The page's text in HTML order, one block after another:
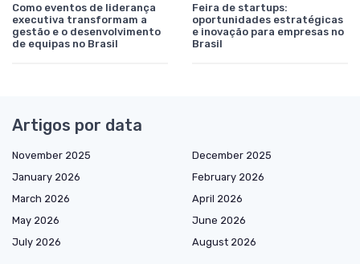
Como eventos de liderança
executiva transformam a
gestão e o desenvolvimento
de equipas no Brasil
Feira de startups:
oportunidades estratégicas
e inovação para empresas no
Brasil
Artigos por data
November 2025
December 2025
January 2026
February 2026
March 2026
April 2026
May 2026
June 2026
July 2026
August 2026